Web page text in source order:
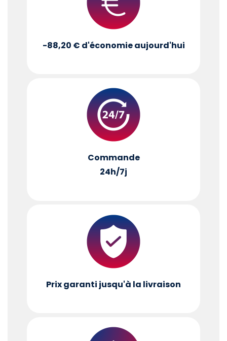
-88,20 € d'économie aujourd'hui
Commande
24h/7j
Prix garanti jusqu'à la livraison